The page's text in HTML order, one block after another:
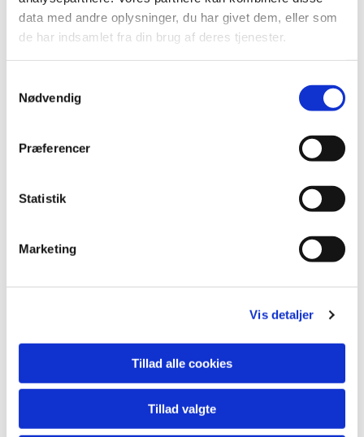
data med andre oplysninger, du har givet dem, eller som
de har indsamlet fra din brug af deres tjenester.
Nødvendig
Præferencer
Statistik
Marketing
Vis detaljer
Tillad alle cookies
Tillad valgte
Du vil måske også kunne
lide...